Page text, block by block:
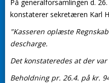
På generalforsamlingen d.
konstaterer sekretæren Karl
"Kasseren oplæste
descharge.
Det konstateredes at der var
Beholdning pr. 26.4. på kr.